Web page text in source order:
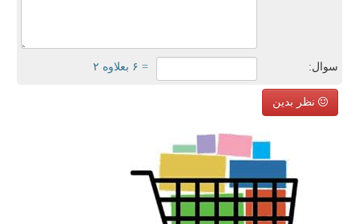
سوال: = ۶ بعلاوه ۲
نظر بدین